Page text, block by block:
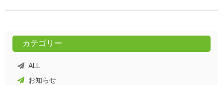
カテゴリー
ALL
お知らせ